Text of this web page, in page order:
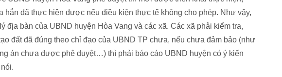
hẳn đã thực hiện được nếu điều kiện thực tế không cho phép. Như vậy,
địa bàn của UBND huyện Hòa Vang và các xã. Các xã phải kiểm tra,
đất đã đúng theo chỉ đạo của UBND TP chưa, nếu chưa đảm bảo (như
án chưa được phê duyệt…) thì phải báo cáo UBND huyện có ý kiến